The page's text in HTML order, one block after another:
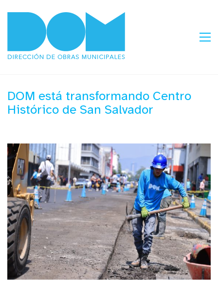
DOM está transformando Centro
Histórico de San Salvador